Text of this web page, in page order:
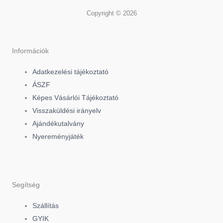
e
b
o
o
-
f
k
n
g
Copyright © 2026
Információk
Adatkezelési tájékoztató
ÁSZF
Képes Vásárlói Tájékoztató
Visszaküldési irányelv
Ajándékutalvány
Nyereményjáték
Segítség
Szállítás
GYIK